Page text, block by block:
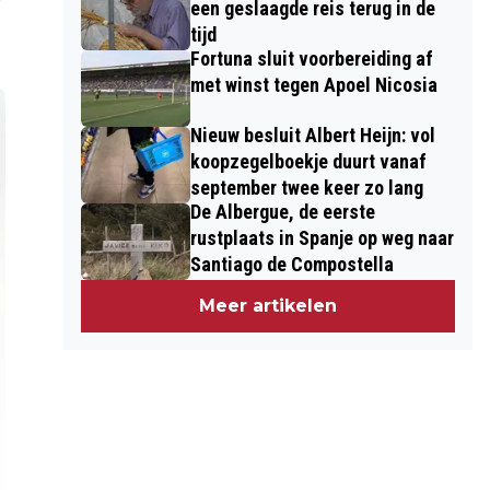
een geslaagde reis terug in de
tijd
Fortuna sluit voorbereiding af
met winst tegen Apoel Nicosia
Nieuw besluit Albert Heijn: vol
koopzegelboekje duurt vanaf
september twee keer zo lang
De Albergue, de eerste
rustplaats in Spanje op weg naar
Santiago de Compostella
Meer artikelen